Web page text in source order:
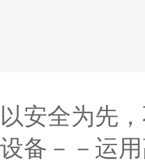
以安全为先
设备－－运